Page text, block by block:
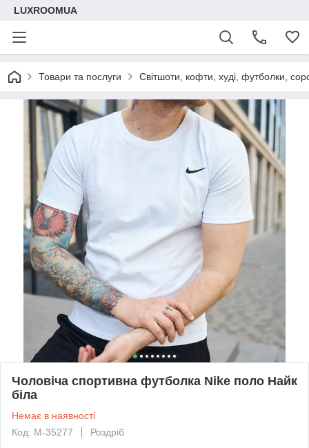
LUXROOMUА
Товари та послуги Світшоти, кофти, худі, футболки,
Чоловіча спортивна футболка Nike поло Найк
біла
Немає в наявності
Код: М-35277
Роздріб